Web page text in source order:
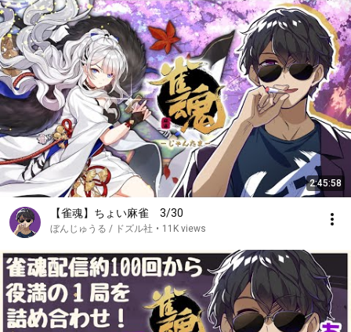
2:45:58
【雀魂】ちょい麻雀 3/30
ぼんじゅうる / ドズル社 • 11K views